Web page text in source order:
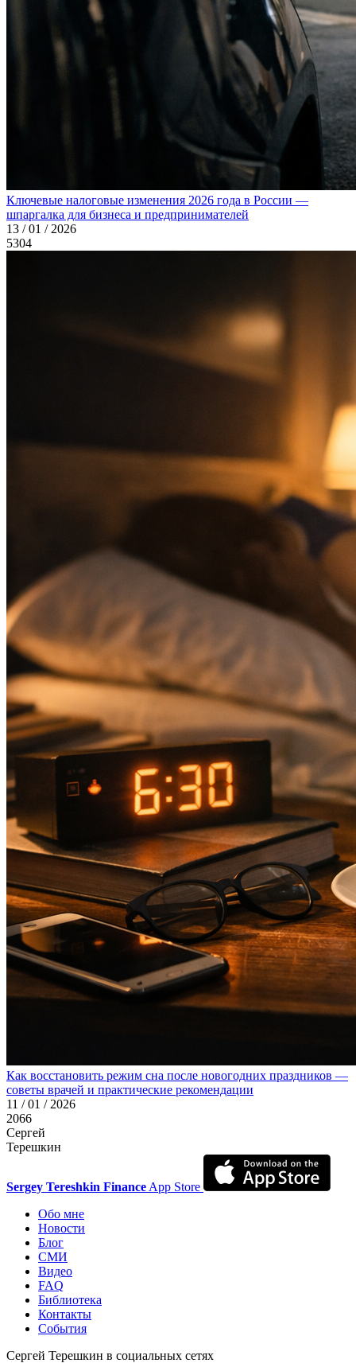
Ключевые налоговые изменения 2026 года в России —
шпаргалка для бизнеса и предпринимателей
13 / 01 / 2026
5304
Как восстановить режим сна после новогодних праздников —
советы врачей и практические рекомендации
11 / 01 / 2026
2066
Сергей
Терешкин
Sergey Tereshkin Finance App Store
Обо мне
Новости
Блог
СМИ
Видео
FAQ
Библиотека
Контакты
События
Сергей Терешкин в социальных сетях